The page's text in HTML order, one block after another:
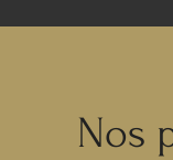
Nos